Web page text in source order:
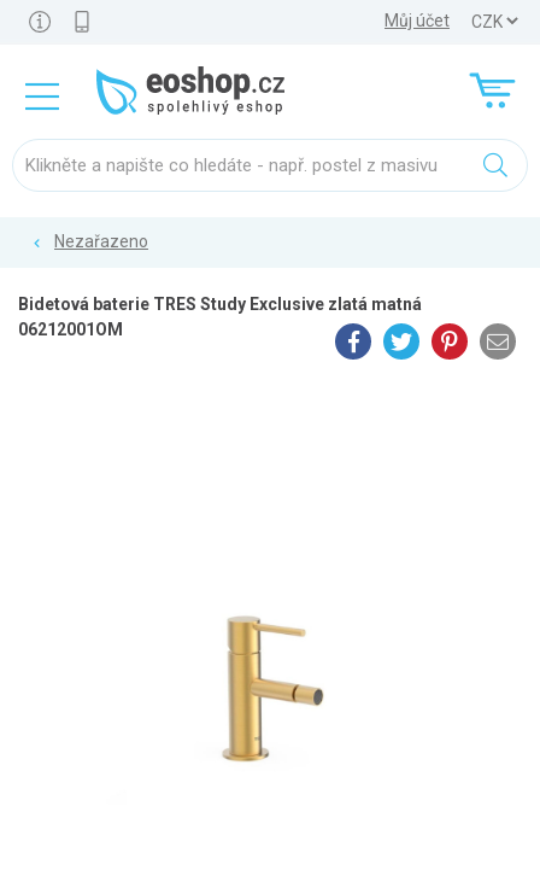
Můj účet
Nezařazeno
Bidetová baterie TRES Study Exclusive zlatá matná
06212001OM